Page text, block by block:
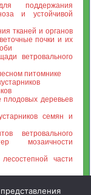
поддержания
и устойчивой
тканей и органов
почки и их
ветровального
питомнике
плодовых деревьев
семян и
ветровального
мозаичности
части